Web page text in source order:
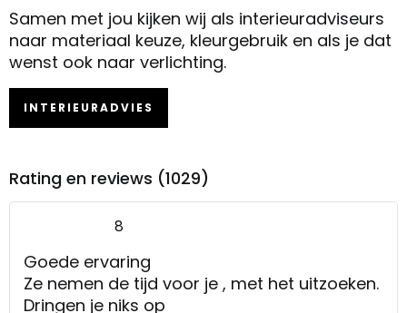
Samen met jou kijken wij als interieuradviseurs
naar materiaal keuze, kleurgebruik en als je dat
wenst ook naar verlichting.
INTERIEURADVIES
Rating en reviews (1029)
8
Goede ervaring
Ze nemen de tijd voor je , met het uitzoeken.
Dringen je niks op